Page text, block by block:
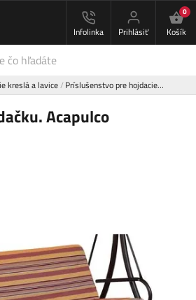
Infolinka Prihlásiť
0
Košík
kreslá a lavice Príslušenstvo pre hojdacie…
Acapulco